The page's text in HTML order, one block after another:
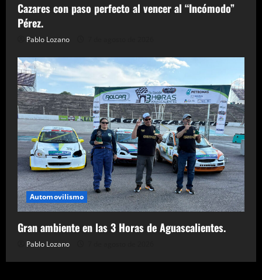
Cazares con paso perfecto al vencer al “Incómodo”
Pérez.
Pablo Lozano
Automovilismo
Gran ambiente en las 3 Horas de Aguascalientes.
Pablo Lozano